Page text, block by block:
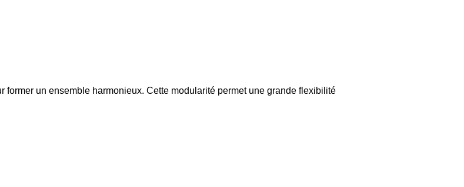
un ensemble harmonieux. Cette modularité permet une grande flexibilité